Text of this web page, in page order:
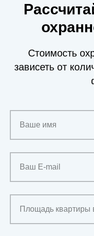
Стоимость
зависеть от
Ваше имя
Ваш E-mail
Площадь квартиры